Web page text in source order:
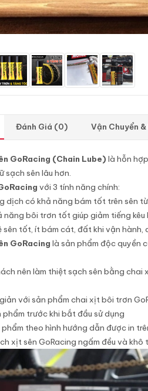
Đánh Giá (0) Vận Chuyển &
GoRacing (Chain Lube) là hỗn
sạch sên lâu hơn.
với 3 tính năng chính:
dịch có khả năng bám tốt trên sên
năng bôi trơn tốt giúp giảm tiếng kêu
sên tốt, ít bám cát, đất khi vận hành,
GoRacing là sản phẩm độc quyền
nên làm thiệt sạch sên bằng chai
với sản phẩm chai xịt bôi trơn
phẩm trước khi bắt đầu sử dụng
theo hình hướng dẫn được in
xịt sên GoRacing ngấm đều và